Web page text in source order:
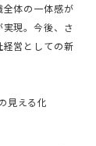
体の一体感が
現。今後、さ
経営としての新
見える化